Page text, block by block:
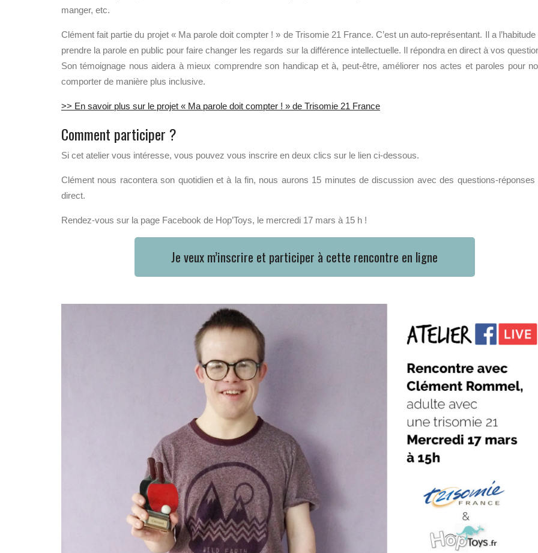
manger, etc.
Clément fait partie du projet « Ma parole doit compter ! » de Trisomie 21 France. C’est un auto-représentant. Il a l’habitude
prendre la parole en public pour faire changer les regards sur la différence intellectuelle. Il répondra en direct à vos
Son témoignage nous aidera à mieux comprendre son handicap et à, peut-être, améliorer nos actes et paroles pour
comporter de manière plus inclusive.
>> En savoir plus sur le projet « Ma parole doit compter ! » de Trisomie 21 France
Comment participer ?
Si cet atelier vous intéresse, vous pouvez vous inscrire en deux clics sur le lien ci-dessous.
Clément nous racontera son quotidien et à la fin, nous aurons 15 minutes de discussion avec des questions-réponses
direct.
Rendez-vous sur la page Facebook de Hop’Toys, le mercredi 17 mars à 15 h !
Je veux m’inscrire et participer à cette rencontre en ligne